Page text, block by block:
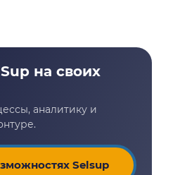
Selsup